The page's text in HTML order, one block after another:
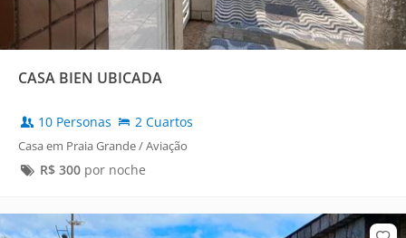
CASA BIEN UBICADA
10 Personas 2 Cuartos
Casa em Praia Grande / Aviação
R$ 300por noche